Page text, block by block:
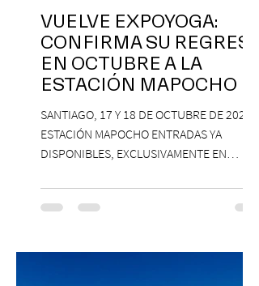
VUELVE EXPOYOGA:
CONFIRMA SU REGRESO
EN OCTUBRE A LA
ESTACIÓN MAPOCHO
SANTIAGO, 17 Y 18 DE OCTUBRE DE 2026,
ESTACIÓN MAPOCHO ENTRADAS YA
DISPONIBLES, EXCLUSIVAMENTE EN
con una edición renovada que reunirá
yoga, bienestar y vida consciente, con la
Antonella Orsini, Yoga Woman y más